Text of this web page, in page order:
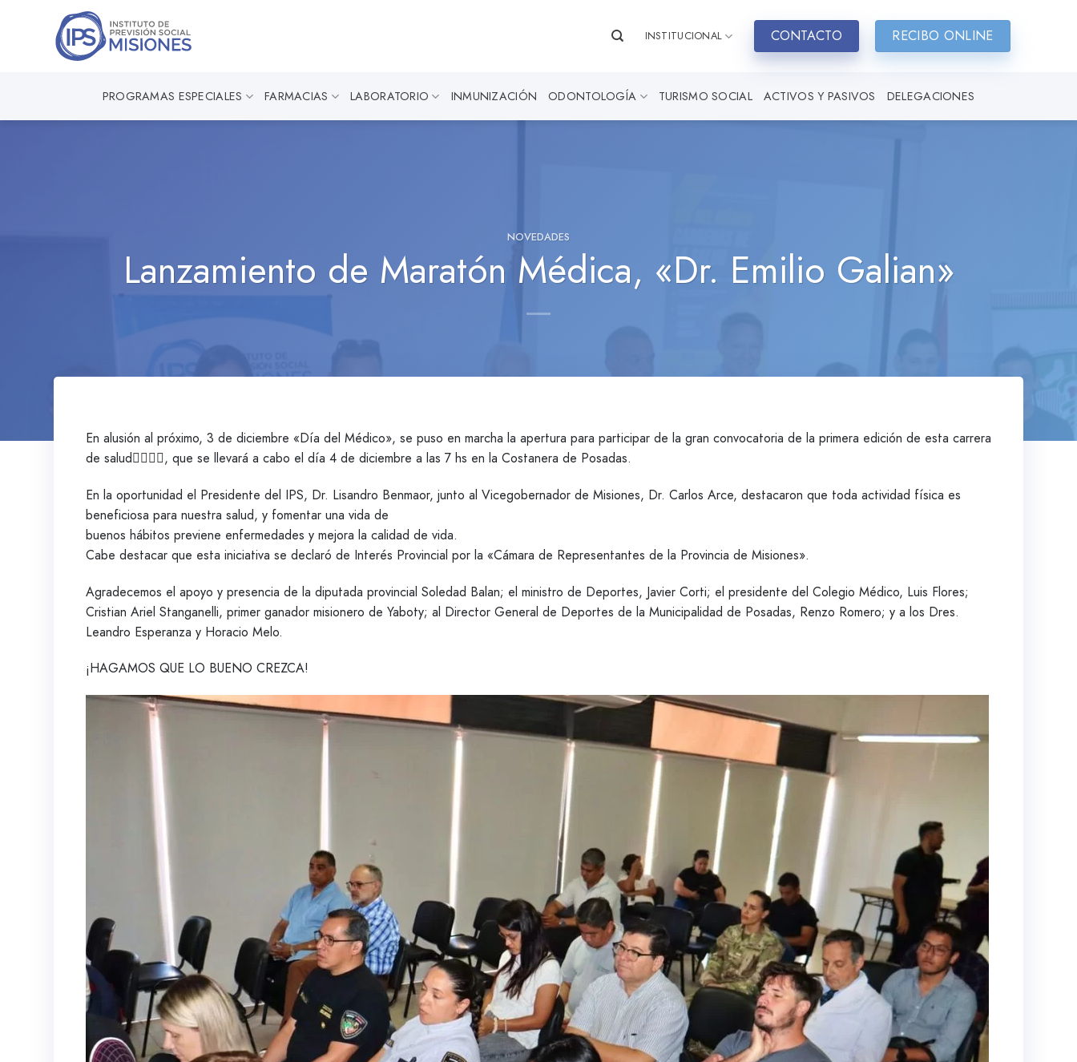
INSTITUCIONAL CONTACTO RECIBO ONLINE
PROGRAMAS ESPECIALES FARMACIAS LABORATORIO INMUNIZACIÓN ODONTOLOGÍA TURISMO SOCIAL ACTIVOS Y PASIVOS DELEGACIONES
NOVEDADES
Lanzamiento de Maratón Médica, «Dr. Emilio Galian»
En alusión al próximo, 3 de diciembre «Día del Médico», se puso en marcha la apertura para participar de la gran convocatoria de la primera edición de esta carrera
de salud🏃‍♂️🏃‍♀️, que se llevará a cabo el día 4 de diciembre a las 7 hs en la Costanera de Posadas.
En la oportunidad el Presidente del IPS, Dr. Lisandro Benmaor, junto al Vicegobernador de Misiones, Dr. Carlos Arce, destacaron que toda actividad física es
beneficiosa para nuestra salud, y fomentar una vida de
buenos hábitos previene enfermedades y mejora la calidad de vida.
Cabe destacar que esta iniciativa se declaró de Interés Provincial por la «Cámara de Representantes de la Provincia de Misiones».
Agradecemos el apoyo y presencia de la diputada provincial Soledad Balan; el ministro de Deportes, Javier Corti; el presidente del Colegio Médico, Luis Flores;
Cristian Ariel Stanganelli, primer ganador misionero de Yaboty; al Director General de Deportes de la Municipalidad de Posadas, Renzo Romero; y a los Dres.
Leandro Esperanza y Horacio Melo.
¡HAGAMOS QUE LO BUENO CREZCA!